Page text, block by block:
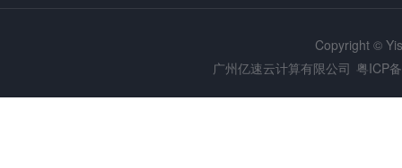
Copyright ©
广州亿速云计算有限公司 粤ICP